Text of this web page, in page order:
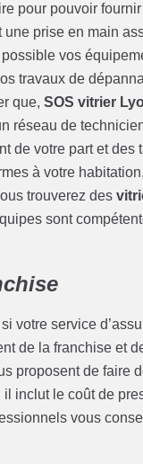
pour pouvoir
prise en main
vos
travaux de
que,SOS vitrier
réseau de
de votre part et des
à votre
trouverez des
sont
votre service
de la franchise et
proposent de faire
inclut le coût de
vous